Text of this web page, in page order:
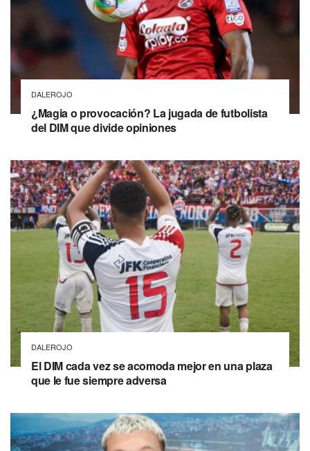
DALEROJO
¿Magia o provocación? La jugada de futbolista
del DIM que divide opiniones
DALEROJO
El DIM cada vez se acomoda mejor en una plaza
que le fue siempre adversa